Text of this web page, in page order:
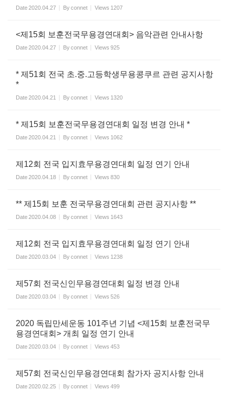
Date2020.04.27 Byconnet Views 1207
<제15회 보훈전국무용경연대회> 음악관련 안내사항
Date2020.04.27 Byconnet Views 925
* 제51회 전국 초.중.고등학생무용콩쿠르 관련 공지사항
*
Date2020.04.21 Byconnet Views 1320
* 제15회 보훈전국무용경연대회 일정 변경 안내 *
Date2020.04.21 Byconnet Views 1062
제12회 전국 입지효무용경연대회 일정 연기 안내
Date2020.04.18 Byconnet Views 830
** 제15회 보훈 전국무용경연대회 관련 공지사항 **
Date2020.04.08 Byconnet Views 1643
제12회 전국 입지효무용경연대회 일정 연기 안내
Date2020.03.04 Byconnet Views 1238
제57회 전국신인무용경연대회 일정 변경 안내
Date2020.03.04 Byconnet Views 526
2020 독립만세운동 101주년 기념 <제15회 보훈전국무
용경연대회> 개최 일정 연기 안내
Date2020.03.04 Byconnet Views 453
제57회 전국신인무용경연대회 참가자 공지사항 안내
Date2020.02.25 Byconnet Views 499